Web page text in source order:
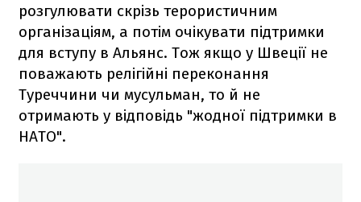
розгулювати скрізь терористичним
організаціям, а потім очікувати підтримки
для вступу в Альянс. Тож якщо у Швеції не
поважають релігійні переконання
Туреччини чи мусульман, то й не
отримають у відповідь "жодної підтримки в
НАТО".